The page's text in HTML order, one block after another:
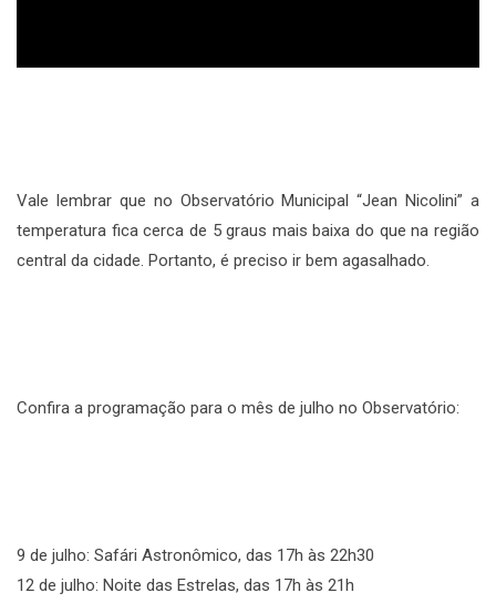
Vale lembrar que no Observatório Municipal “Jean Nicolini” a
temperatura fica cerca de 5 graus mais baixa do que na região
central da cidade. Portanto, é preciso ir bem agasalhado.
Confira a programação para o mês de julho no Observatório:
9 de julho: Safári Astronômico, das 17h às 22h30
12 de julho: Noite das Estrelas, das 17h às 21h